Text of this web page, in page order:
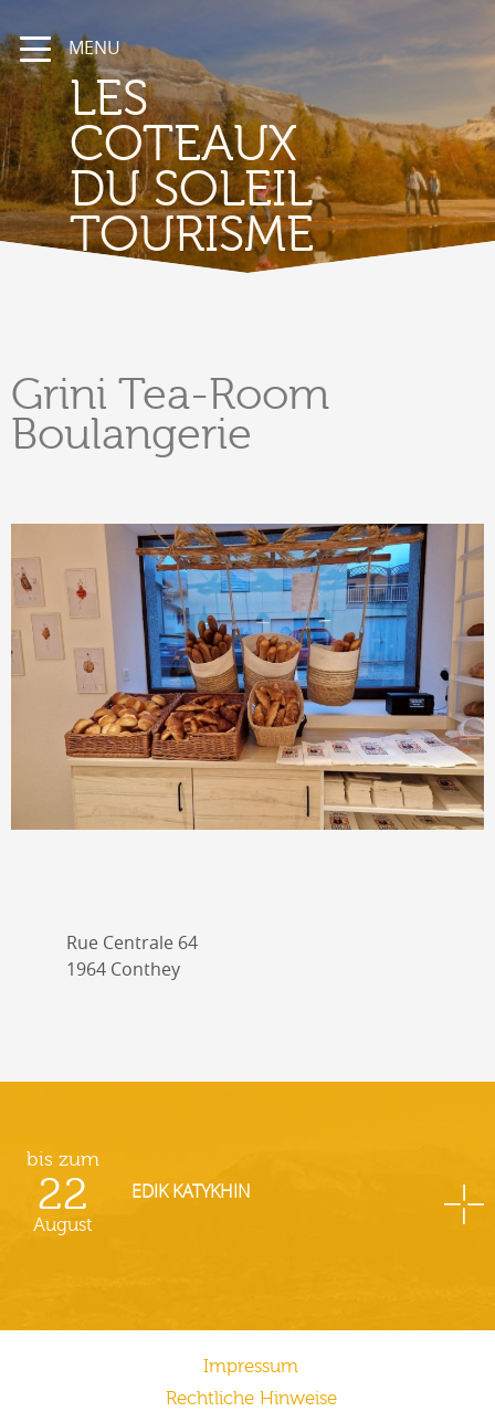
MENU
LES
COTEAUX
DU SOLEIL
TOURISME
Grini Tea-Room
Boulangerie
Rue Centrale 64
1964 Conthey
bis zum
22
August
EDIK KATYKHIN
Impressum
Rechtliche Hinweise